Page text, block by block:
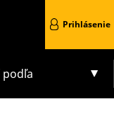
Prihlásenie